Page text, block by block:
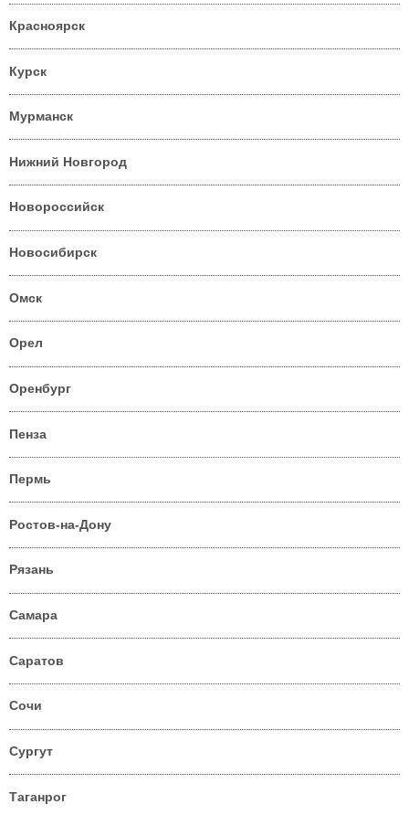
Красноярск
Курск
Мурманск
Нижний Новгород
Новороссийск
Новосибирск
Омск
Орел
Оренбург
Пенза
Пермь
Ростов-на-Дону
Рязань
Самара
Саратов
Сочи
Сургут
Таганрог